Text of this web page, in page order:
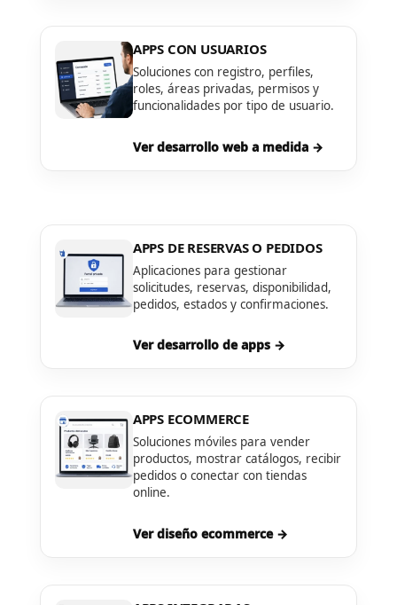
APPS CON USUARIOS
Soluciones con registro, perfiles,
roles, áreas privadas, permisos y
funcionalidades por tipo de usuario.
Ver desarrollo web a medida →
APPS DE RESERVAS O PEDIDOS
Aplicaciones para gestionar
solicitudes, reservas, disponibilidad,
pedidos, estados y confirmaciones.
Ver desarrollo de apps →
APPS ECOMMERCE
Soluciones móviles para vender
productos, mostrar catálogos, recibir
pedidos o conectar con tiendas
online.
Ver diseño ecommerce →